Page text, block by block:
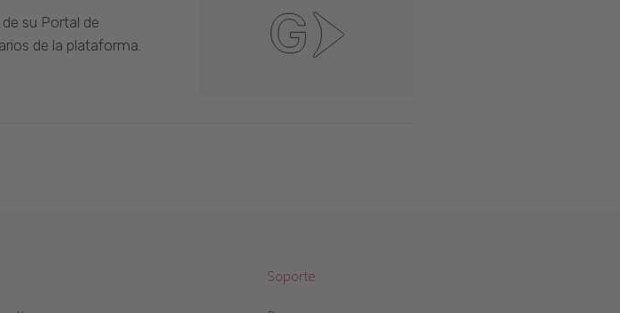
su Portal de
de la plataforma.
Soporte